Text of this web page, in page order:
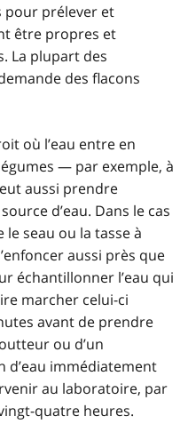
pour prélever et
être propres et
La plupart des
des flacons
où l’eau entre en
— par exemple, à
aussi prendre
d’eau. Dans le cas
le seau ou la tasse à
aussi près que
échantillonner l’eau qui
marcher celui-ci
avant de prendre
ou d’un
d’eau immédiatement
au laboratoire, par
quatre heures.